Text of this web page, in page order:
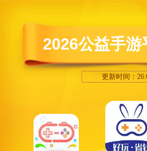
2026公益手游
更新时间：